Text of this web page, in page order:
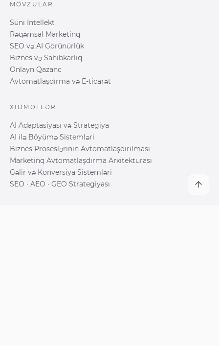
MÖVZULAR
Süni İntellekt
Rəqəmsal Marketinq
SEO və AI Görünürlük
Biznes və Sahibkarlıq
Onlayn Qazanc
Avtomatlaşdırma və E-ticarət
XIDMƏTLƏR
AI Adaptasiyası və Strategiya
AI ilə Böyümə Sistemləri
Biznes Proseslərinin Avtomatlaşdırılması
Marketinq Avtomatlaşdırma Arxitekturası
Gəlir və Konversiya Sistemləri
SEO · AEO · GEO Strategiyası